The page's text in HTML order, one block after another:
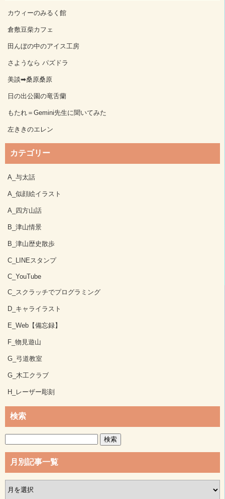
カウィーのみるく館
倉敷豆柴カフェ
田んぼの中のアイス工房
さようなら パズドラ
美談➡桑原桑原
日の出公園の竜舌蘭
もたれ＝Gemini先生に聞いてみた
左ききのエレン
カテゴリー
A_与太話
A_似顔絵イラスト
A_四方山話
B_津山情景
B_津山歴史散歩
C_LINEスタンプ
C_YouTube
C_スクラッチでプログラミング
D_キャライラスト
E_Web【備忘録】
F_物見遊山
G_弓道教室
G_木工クラブ
H_レーザー彫刻
検索
月別記事一覧
別